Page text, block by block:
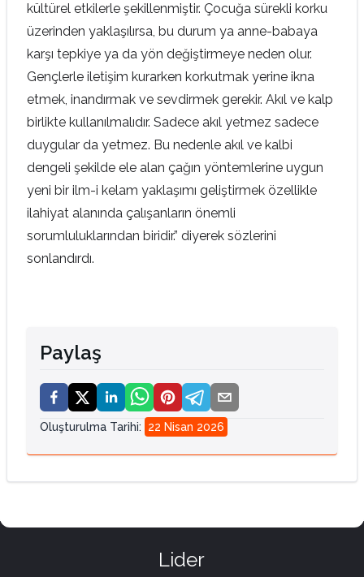
kültürel etkilerle şekillenmiştir. Çocuğa sürekli korku
üzerinden yaklaşılırsa, bu durum ya anne-babaya
karşı tepkiye ya da yön değiştirmeye neden olur.
Gençlerle iletişim kurarken korkutmak yerine ikna
etmek, inandırmak ve sevdirmek gerekir. Akıl ve kalp
birlikte kullanılmalıdır. Sadece akıl yetmez sadece
duygular da yetmez. Bu nedenle akıl ve kalbi
dengeli şekilde ele alan çağın yöntemlerine uygun
yeni bir ilm-i kelam yaklaşımı geliştirmek özellikle
ilahiyat alanında çalışanların önemli
sorumluluklarından biridir.” diyerek sözlerini
sonlandırdı.
Paylaş
Oluşturulma Tarihi: 22 Nisan 2026
Lider